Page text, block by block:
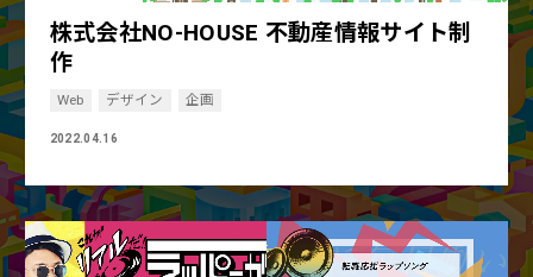
株式会社NO-HOUSE 不動産情報サイト制
作
Web デザイン 企画
2022.04.16